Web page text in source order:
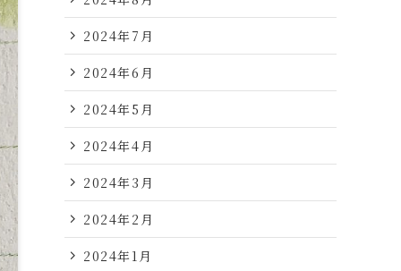
2024年7月
2024年6月
2024年5月
2024年4月
2024年3月
2024年2月
2024年1月